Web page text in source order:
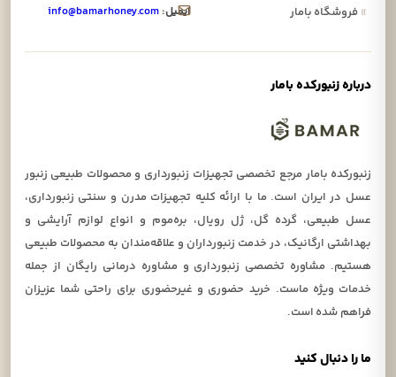
ما را دنبال کنید
»فروشگاه بامار
ایمیل: info@bamarhoney.com
درباره زنبورکده بامار
زنبورکده بامار مرجع تخصصی تجهیزات زنبورداری و محصولات طبیعی زنبور
عسل در ایران است. ما با ارائه کلیه تجهیزات مدرن و سنتی زنبورداری،
عسل طبیعی، گرده گل، ژل رویال، بره‌موم و انواع لوازم آرایشی و
بهداشتی ارگانیک، در خدمت زنبورداران و علاقه‌مندان به محصولات طبیعی
هستیم. مشاوره تخصصی زنبورداری و مشاوره درمانی رایگان از جمله
خدمات ویژه ماست. خرید حضوری و غیرحضوری برای راحتی شما عزیزان
فراهم شده است.